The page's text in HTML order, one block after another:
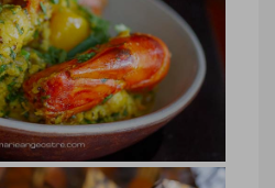
Plage, gastronomie
gastronomie ©